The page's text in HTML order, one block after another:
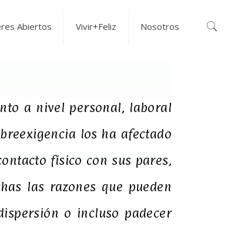
Abiertos Vivir+Feliz Nosotros
a nivel personal, laboral
los ha afectado
físico con sus pares,
las razones que pueden
o incluso padecer